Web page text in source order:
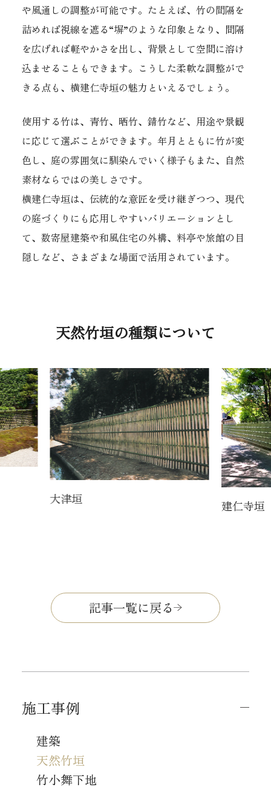
や風通しの調整が可能です。たとえば、竹の間隔を
詰めれば視線を遮る“塀”のような印象となり、間隔
を広げれば軽やかさを出し、背景として空間に溶け
込ませることもできます。こうした柔軟な調整がで
きる点も、横建仁寺垣の魅力といえるでしょう。
使用する竹は、青竹、晒竹、錆竹など、用途や景観
に応じて選ぶことができます。年月とともに竹が変
色し、庭の雰囲気に馴染んでいく様子もまた、自然
素材ならではの美しさです。
横建仁寺垣は、伝統的な意匠を受け継ぎつつ、現代
の庭づくりにも応用しやすいバリエーションとし
て、数寄屋建築や和風住宅の外構、料亭や旅館の目
隠しなど、さまざまな場面で活用されています。
天然竹垣の種類について
大津垣 建仁寺垣
記事一覧に戻る
施工事例
建築
天然竹垣
竹小舞下地